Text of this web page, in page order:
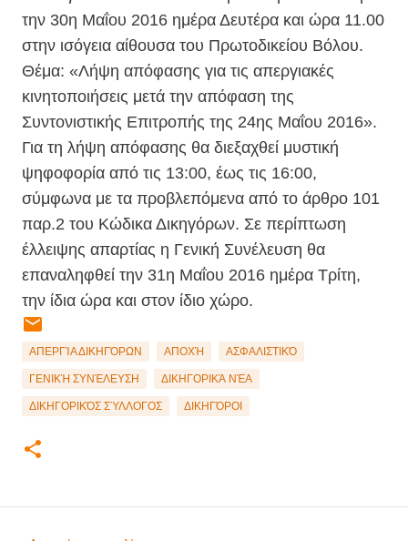
την 30η Μαΐου 2016 ημέρα Δευτέρα και ώρα 11.00
στην ισόγεια αίθουσα του Πρωτοδικείου Βόλου.
Θέμα: «Λήψη απόφασης για τις απεργιακές
κινητοποιήσεις μετά την απόφαση της
Συντονιστικής Επιτροπής της 24ης Μαΐου 2016».
Για τη λήψη απόφασης θα διεξαχθεί μυστική
ψηφοφορία από τις 13:00, έως τις 16:00,
σύμφωνα με τα προβλεπόμενα από το άρθρο 101
παρ.2 του Κώδικα Δικηγόρων. Σε περίπτωση
έλλειψης απαρτίας η Γενική Συνέλευση θα
επαναληφθεί την 31η Μαΐου 2016 ημέρα Τρίτη,
την ίδια ώρα και στον ίδιο χώρο.
ΑΠΕΡΓΊΑ ΔΙΚΗΓΌΡΩΝ ΑΠΟΧΉ ΑΣΦΑΛΙΣΤΙΚΌ
ΓΕΝΙΚΉ ΣΥΝΈΛΕΥΣΗ ΔΙΚΗΓΟΡΙΚΆ ΝΈΑ
ΔΙΚΗΓΟΡΙΚΌΣ ΣΎΛΛΟΓΟΣ ΔΙΚΗΓΌΡΟΙ